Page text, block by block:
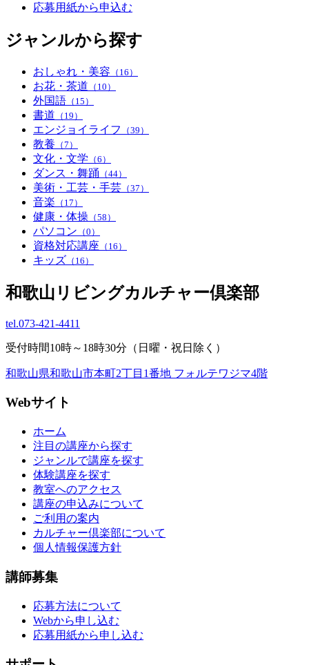
応募用紙から申込む
ジャンルから探す
おしゃれ・美容 （16）
お花・茶道 （10）
外国語 （15）
書道 （19）
エンジョイライフ （39）
教養 （7）
文化・文学 （6）
ダンス・舞踊 （44）
美術・工芸・手芸 （37）
音楽 （17）
健康・体操 （58）
パソコン （0）
資格対応講座 （16）
キッズ （16）
和歌山リビングカルチャー倶楽部
tel.073-421-4411
受付時間10時～18時30分（日曜・祝日除く）
和歌山県和歌山市本町2丁目1番地 フォルテワジマ4階
Webサイト
ホーム
注目の講座から探す
ジャンルで講座を探す
体験講座を探す
教室へのアクセス
講座の申込みについて
ご利用の案内
カルチャー倶楽部について
個人情報保護方針
講師募集
応募方法について
Webから申し込む
応募用紙から申し込む